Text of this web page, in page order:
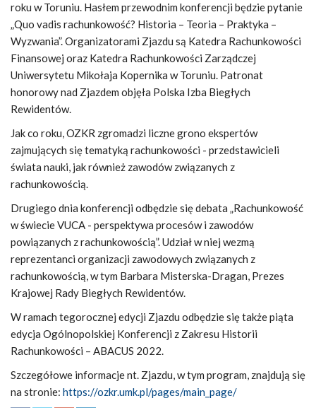
roku w Toruniu. Hasłem przewodnim konferencji będzie pytanie
„Quo vadis rachunkowość? Historia – Teoria – Praktyka –
Wyzwania”. Organizatorami Zjazdu są Katedra Rachunkowości
Finansowej oraz Katedra Rachunkowości Zarządczej
Uniwersytetu Mikołaja Kopernika w Toruniu. Patronat
honorowy nad Zjazdem objęła Polska Izba Biegłych
Rewidentów.
Jak co roku, OZKR zgromadzi liczne grono ekspertów
zajmujących się tematyką rachunkowości - przedstawicieli
świata nauki, jak również zawodów związanych z
rachunkowością.
Drugiego dnia konferencji odbędzie się debata „Rachunkowość
w świecie VUCA - perspektywa procesów i zawodów
powiązanych z rachunkowością”. Udział w niej wezmą
reprezentanci organizacji zawodowych związanych z
rachunkowością, w tym Barbara Misterska-Dragan, Prezes
Krajowej Rady Biegłych Rewidentów.
W ramach tegorocznej edycji Zjazdu odbędzie się także piąta
edycja Ogólnopolskiej Konferencji z Zakresu Historii
Rachunkowości – ABACUS 2022.
Szczegółowe informacje nt. Zjazdu, w tym program, znajdują się
na stronie: https://ozkr.umk.pl/pages/main_page/